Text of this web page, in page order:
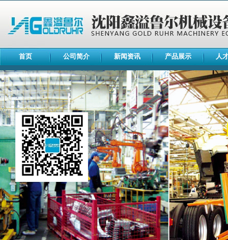
首页 公司简介 新闻资讯 产品展示 人